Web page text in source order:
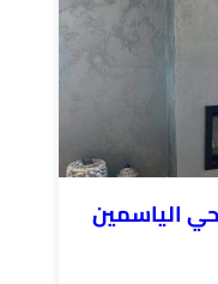
الياسمين